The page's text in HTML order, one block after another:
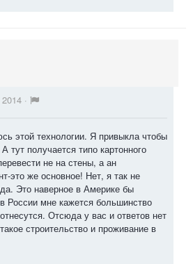
·
этой технологии. Я привыкла чтобы
тут получается типо картонного
не на стены, а ан
это же основное! Нет, я так не
Это наверное в Америке бы
России мне кажется большинство
Отсюда у вас и ответов нет
строительство и проживание в